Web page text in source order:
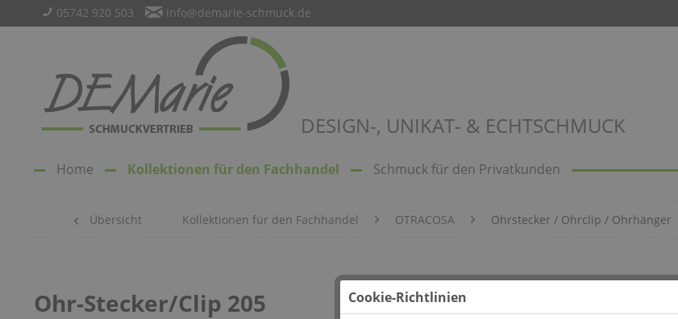
05742 920 503 info@demarie-schmuck.de
DESIGN-, UNIKAT- & ECHTSCHMUCK
Home Kollektionen für den Fachhandel Schmuck für den Privatkunden
Übersicht Kollektionen für den Fachhandel OTRACOSA Ohrstecker / Ohrclip / Ohrhänger
Ohr-Stecker/Clip 205 Cookie-Richtlinien